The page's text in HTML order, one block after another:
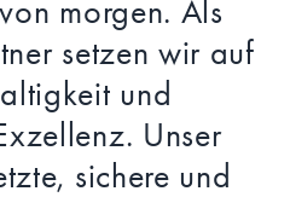
morgen. Als
setzen wir auf
und
Unser
sichere und